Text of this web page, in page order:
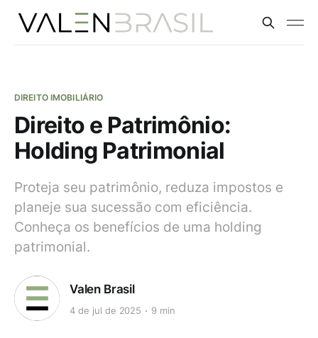
DIREITO IMOBILIÁRIO
Direito e Patrimônio:
Holding Patrimonial
Proteja seu patrimônio, reduza impostos e
planeje sua sucessão com eficiência.
Conheça os benefícios de uma holding
patrimonial.
Valen Brasil
4 de jul de 2025 9 min